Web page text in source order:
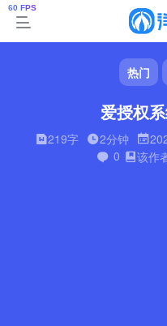
热门
爱授权
219字 2分钟
0
该作